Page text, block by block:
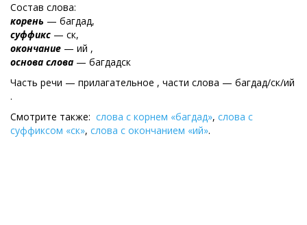
Состав слова:
корень — багдад,
суффикс — ск,
окончание — ий ,
основа слова — багдадск
Часть речи — прилагательное , части слова — багдад/ск/ий
.
Смотрите также: слова с корнем «багдад», слова с
суффиксом «ск», слова с окончанием «ий».